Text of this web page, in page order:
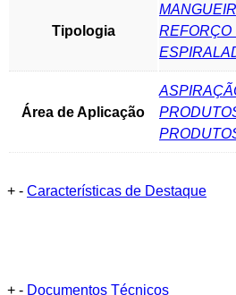
Tipologia
REFORÇO
Área de Aplicação
+ - Características de Destaque
+ - Documentos Técnicos